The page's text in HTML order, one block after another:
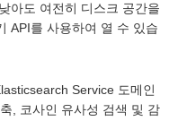
아도 여전히 디스크 공간을
API를 사용하여 열 수 있습
Service 도메인
, 코사인 유사성 검색 및 감